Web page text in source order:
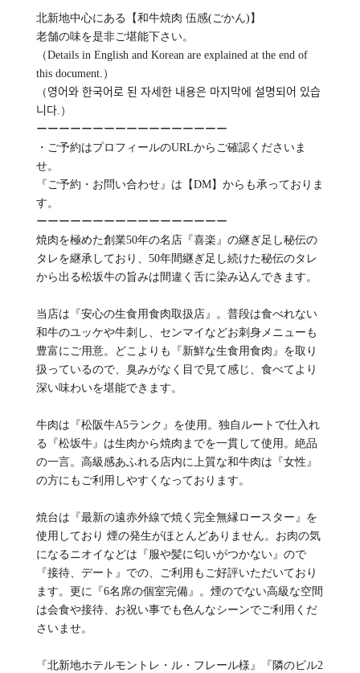
北新地中心にある【和牛焼肉 伍感(ごかん)】
老舗の味を是非ご堪能下さい。
（Details in English and Korean are explained at the end of
this document.）
（영어와 한국어로 된 자세한 내용은 마지막에 설명되어 있습
니다.）
ーーーーーーーーーーーーーーーーー
・ご予約はプロフィールのURLからご確認くださいま
せ。
『ご予約・お問い合わせ』は【DM】からも承っておりま
す。
ーーーーーーーーーーーーーーーーー
焼肉を極めた創業50年の名店『喜楽』の継ぎ足し秘伝の
タレを継承しており、50年間継ぎ足し続けた秘伝のタレ
から出る松坂牛の旨みは間違く舌に染み込んできます。
当店は『安心の生食用食肉取扱店』。普段は食べれない
和牛のユッケや牛刺し、センマイなどお刺身メニューも
豊富にご用意。どこよりも『新鮮な生食用食肉』を取り
扱っているので、臭みがなく目で見て感じ、食べてより
深い味わいを堪能できます。
牛肉は『松阪牛A5ランク』を使用。独自ルートで仕入れ
る『松坂牛』は生肉から焼肉までを一貫して使用。絶品
の一言。高級感あふれる店内に上質な和牛肉は『女性』
の方にもご利用しやすくなっております。
焼台は『最新の遠赤外線で焼く完全無縁ロースター』を
使用しており 煙の発生がほとんどありません。お肉の気
になるニオイなどは『服や髪に匂いがつかない』ので
『接待、デート』での、ご利用もご好評いただいており
ます。更に『6名席の個室完備』。煙のでない高級な空間
は会食や接待、お祝い事でも色んなシーンでご利用くだ
さいませ。
『北新地ホテルモントレ・ル・フレール様』『隣のビル2